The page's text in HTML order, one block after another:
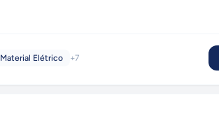
Material Elétrico +7